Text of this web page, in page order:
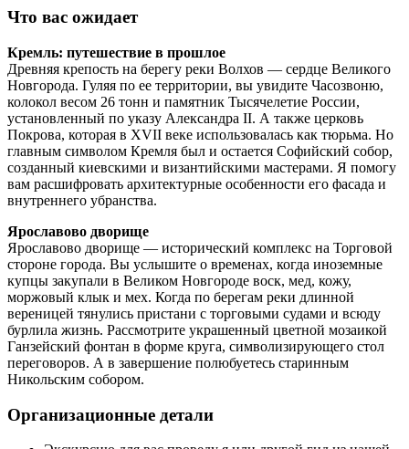
Что вас ожидает
Кремль: путешествие в прошлое
Древняя крепость на берегу реки Волхов — сердце Великого
Новгорода. Гуляя по ее территории, вы увидите Часозвоню,
колокол весом 26 тонн и памятник Тысячелетие России,
установленный по указу Александра II. А также церковь
Покрова, которая в XVII веке использовалась как тюрьма. Но
главным символом Кремля был и остается Софийский собор,
созданный киевскими и византийскими мастерами. Я помогу
вам расшифровать архитектурные особенности его фасада и
внутреннего убранства.
Ярославово дворище
Ярославово дворище — исторический комплекс на Торговой
стороне города. Вы услышите о временах, когда иноземные
купцы закупали в Великом Новгороде воск, мед, кожу,
моржовый клык и мех. Когда по берегам реки длинной
вереницей тянулись пристани с торговыми судами и всюду
бурлила жизнь. Рассмотрите украшенный цветной мозаикой
Ганзейский фонтан в форме круга, символизирующего стол
переговоров. А в завершение полюбуетесь старинным
Никольским собором.
Организационные детали